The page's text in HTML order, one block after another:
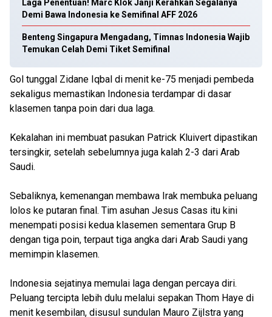
Laga Penentuan! Marc Klok Janji Kerahkan Segalanya
Demi Bawa Indonesia ke Semifinal AFF 2026
Benteng Singapura Mengadang, Timnas Indonesia Wajib
Temukan Celah Demi Tiket Semifinal
Gol tunggal Zidane Iqbal di menit ke-75 menjadi pembeda
sekaligus memastikan Indonesia terdampar di dasar
klasemen tanpa poin dari dua laga.
Kekalahan ini membuat pasukan Patrick Kluivert dipastikan
tersingkir, setelah sebelumnya juga kalah 2-3 dari Arab
Saudi.
Sebaliknya, kemenangan membawa Irak membuka peluang
lolos ke putaran final. Tim asuhan Jesus Casas itu kini
menempati posisi kedua klasemen sementara Grup B
dengan tiga poin, terpaut tiga angka dari Arab Saudi yang
memimpin klasemen.
Indonesia sejatinya memulai laga dengan percaya diri.
Peluang tercipta lebih dulu melalui sepakan Thom Haye di
menit kesembilan, disusul sundulan Mauro Zijlstra yang